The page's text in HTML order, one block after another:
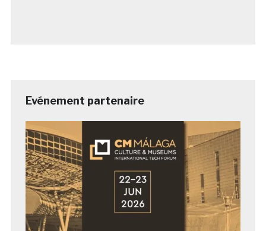
Evénement partenaire